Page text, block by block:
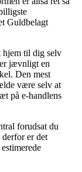
Guldbelagt
hjem til dig selv
jævnligt en
Den mest
være selv at
på e-handlens
forudsat du
derfor er det